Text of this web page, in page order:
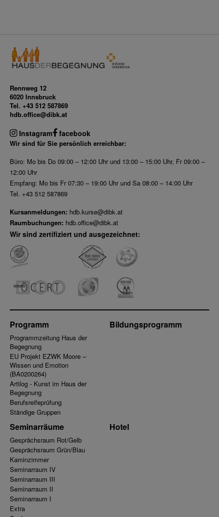
Rennweg 12
6020 Innsbruck
Tel. +43 512 587869
hdb.office@dibk.at
Instagram facebook
Wir sind für Sie persönlich erreichbar:
Büro: Mo bis Do 09:00 – 12:00 Uhr und 13:00 – 15:00 Uhr, Fr 09:00 –
12:00 Uhr
Empfang: Mo bis Fr 07:30 – 19:00 Uhr und Sa 08:00 – 14:00 Uhr
Tel. +43 512 587869
Kursanmeldungen: hdb.kurse@dibk.at
Raumbuchungen: hdb.office@dibk.at
Wir sind zertifiziert und ausgezeichnet:
Programm
Programmzeitung Haus der
Begegnung
EU Projekt EZWK Moore –
Wissen und Emotion
(BA0200264)
Artilog - Kunst im Haus der
Begegnung
Berufsreifeprüfung
Ständige Gruppen
Bildungsprogramm
Seminarräume
Gesprächsraum Rot/Gelb
Gesprächsraum Grün/Blau
Kaminzimmer
Seminarraum IV
Seminarraum III
Seminarraum II
Seminarraum I
Extra
Hotel